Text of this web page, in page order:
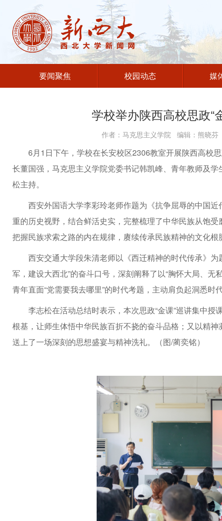
要闻聚焦 校园动态 媒
学校举办陕西高校思政“
作者：马克思主义学院 编辑：熊晓
6月1日下午，学校在长安校区2306教室开展陕西高校
长董国强，马克思主义学院党委书记韩凯峰、青年教师及
松主持。
西安外国语大学李彩玲老师作题为《抗争屈辱的中国
重的历史视野，结合鲜活史实，完整梳理了中华民族从饱
把握民族求索之路的内在规律，赓续传承民族精神的文化根
西安交通大学段朱清老师以《西迁精神的时代传承》
军，建设大西北”的奋斗口号，深刻阐释了以“胸怀大局、
青年直面“党需要我去哪里”的时代考题，主动肩负起洞悉
李志松在活动总结时表示，本次思政“金课”巡讲集中
根基，让师生体悟中华民族百折不挠的奋斗品格；又以精
送上了一场深刻的思想盛宴与精神洗礼。（图/蔺奕铭）